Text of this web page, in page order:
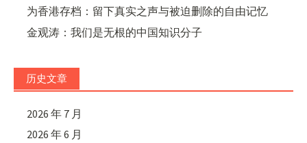
为香港存档：留下真实之声与被迫删除的自由记忆
金观涛：我们是无根的中国知识分子
历史文章
2026 年 7 月
2026 年 6 月